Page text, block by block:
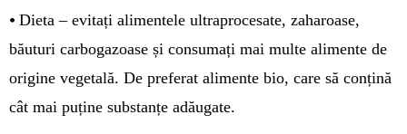
• Dieta – evitați alimentele ultraprocesate, zaharoase,
băuturi carbogazoase și consumați mai multe alimente de
origine vegetală. De preferat alimente bio, care să conțină
cât mai puține substanțe adăugate.